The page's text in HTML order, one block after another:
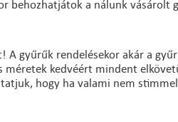
behozhatjátok a nálunk vásárolt
A gyűrűk rendelésekor akár a
kedvéért mindent
hogy ha valami nem